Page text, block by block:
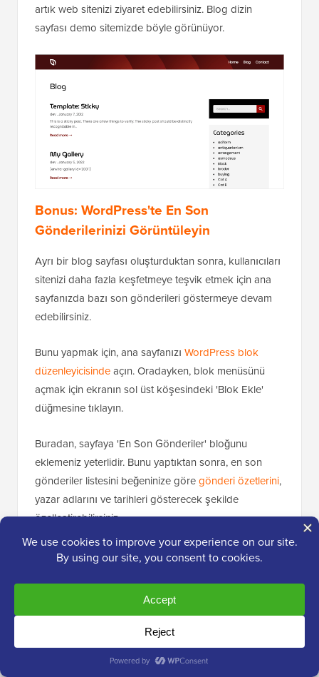
artık web sitenizi ziyaret edebilirsiniz. Blog dizin
sayfası demo sitemizde böyle görünüyor.
Bonus: WordPress'te En Son
Gönderilerinizi Görüntüleyin
Ayrı bir blog sayfası oluşturduktan sonra, kullanıcıları
sitenizi daha fazla keşfetmeye teşvik etmek için ana
sayfanızda bazı son gönderileri göstermeye devam
edebilirsiniz.
Bunu yapmak için, ana sayfanızı WordPress blok
düzenleyicisindeaçın. Oradayken, blok menüsünü
açmak için ekranın sol üst köşesindeki 'Blok Ekle'
düğmesine tıklayın.
Buradan, sayfaya 'En Son Gönderiler' bloğunu
eklemeniz yeterlidir. Bunu yaptıktan sonra, en son
gönderiler listesini beğeninize göregönderi özetlerini,
yazar adlarını ve tarihleri gösterecek şekilde
özelleştirebilirsiniz.